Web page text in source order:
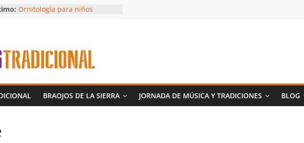
Ornitología para niños
Hilos con Alma
BRAOJOS DE LA SIERRA JORNADA DE MÚSICA Y TRADICIONES BLOG